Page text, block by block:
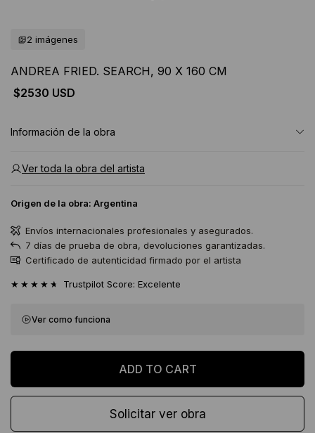
2 imágenes
ANDREA FRIED. SEARCH, 90 X 160 CM
$2530 USD
Información de la obra
Ver toda la obra del artista
Origen de la obra: Argentina
Envíos internacionales profesionales y asegurados.
7 días de prueba de obra, devoluciones garantizadas.
Certificado de autenticidad firmado por el artista
★★★★★ Trustpilot Score: Excelente
Ver como funciona
Solicitar ver obra